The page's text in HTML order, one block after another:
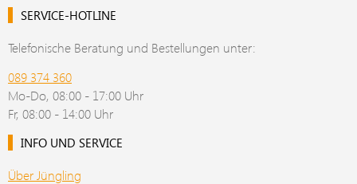
SERVICE-HOTLINE
Telefonische Beratung und Bestellungen unter:
089 374 360
Mo-Do, 08:00 - 17:00 Uhr
Fr, 08:00 - 14:00 Uhr
INFO UND SERVICE
Über Jüngling